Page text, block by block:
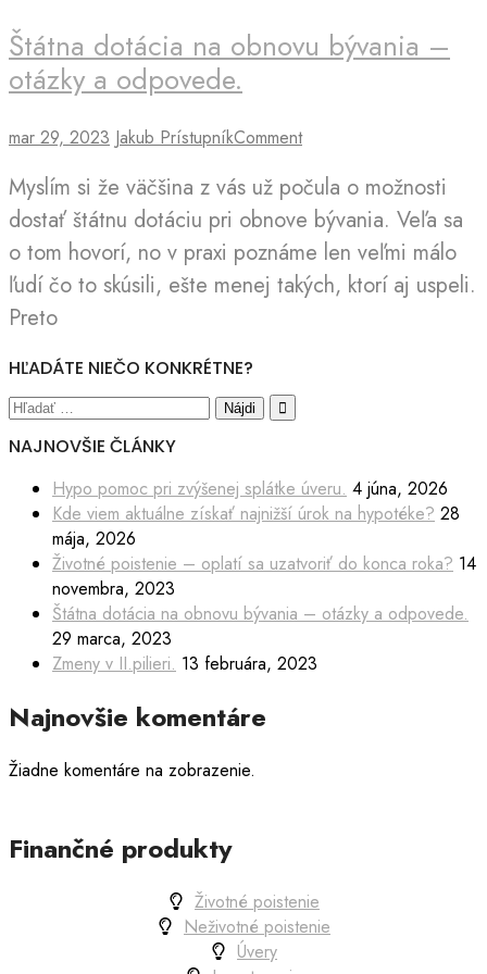
Štátna dotácia na obnovu bývania –
otázky a odpovede.
mar 29, 2023 Jakub PrístupníkCommenton
dotácia
na
obnovu
bývania
–
Myslím si že väčšina z vás už počula o možnosti
dostať štátnu dotáciu pri obnove bývania. Veľa sa
o tom hovorí, no v praxi poznáme len veľmi málo
ľudí čo to skúsili, ešte menej takých, ktorí aj uspeli.
Preto
HĽADÁTE NIEČO KONKRÉTNE?
Hľadať:
NAJNOVŠIE ČLÁNKY
Hypo pomoc pri zvýšenej splátke úveru. 4 júna, 2026
Kde viem aktuálne získať najnižší úrok na hypotéke? 28
mája, 2026
Životné poistenie – oplatí sa uzatvoriť do konca roka? 14
novembra, 2023
Štátna dotácia na obnovu bývania – otázky a odpovede.
29 marca, 2023
Zmeny v II.pilieri. 13 februára, 2023
Najnovšie komentáre
Žiadne komentáre na zobrazenie.
Finančné produkty
Životné poistenie
Neživotné poistenie
Úvery